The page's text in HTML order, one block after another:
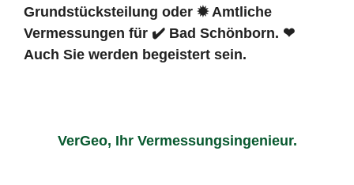
Grundstücksteilung oder ✹ Amtliche
Vermessungen für ✔️ Bad Schönborn. ❤
Auch Sie werden begeistert sein.
VerGeo, Ihr Vermessungsingenieur.